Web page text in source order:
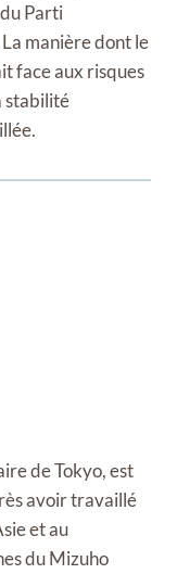
Parti
manière dont le
face aux risques
stabilité
de Tokyo, est
avoir travaillé
et au
du Mizuho